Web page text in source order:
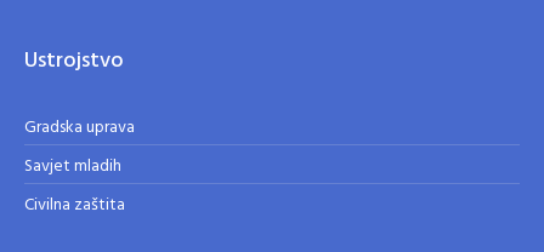
Ustrojstvo
Gradska uprava
Savjet mladih
Civilna zaštita